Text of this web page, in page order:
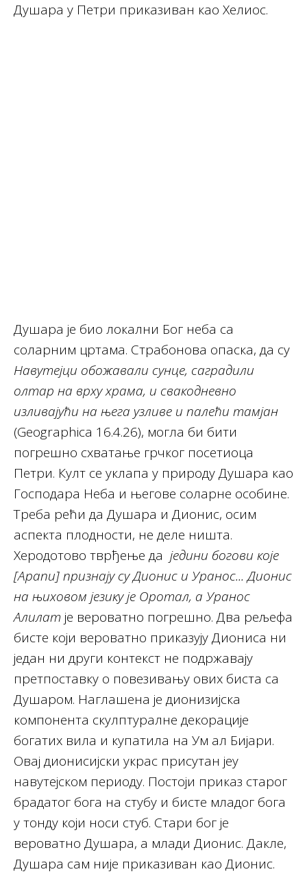
Душара у Петри приказиван као Хелиос.
Душара је био локални Бог неба са
соларним цртама. Страбонова опаска, да су
Навутејци обожавали сунце, саградили
олтар на врху храма, и свакодневно
изливајући на њега узливе и палећи тамјан
(Geographica 16.4.26), могла би бити
погрешно схватање грчког посетиоца
Петри. Култ се уклапа у природу Душара као
Господара Неба и његове соларне особине.
Треба рећи да Душара и Дионис, осим
аспекта плодности, не деле ништа.
Херодотово тврђење да једини богови које
[Арапи] признају су Дионис и Уранос... Дионис
на њиховом језику је Оротал, а Уранос
Алилат је вероватно погрешно. Два рељефа
бисте који вероватно приказују Диониса ни
један ни други контекст не подржавају
претпоставку о повезивању ових биста са
Душаром. Наглашена је дионизијска
компонента скулптуралне декорације
богатих вила и купатила на Ум ал Бијари.
Овај дионисијски украс присутан јеу
навутејском периоду. Постоји приказ старог
брадатог бога на стубу и бисте младог бога
у тонду који носи стуб. Стари бог је
вероватно Душара, а млади Дионис. Дакле,
Душара сам није приказиван као Дионис.